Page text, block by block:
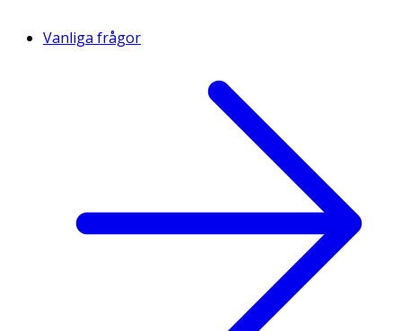
Vanliga frågor